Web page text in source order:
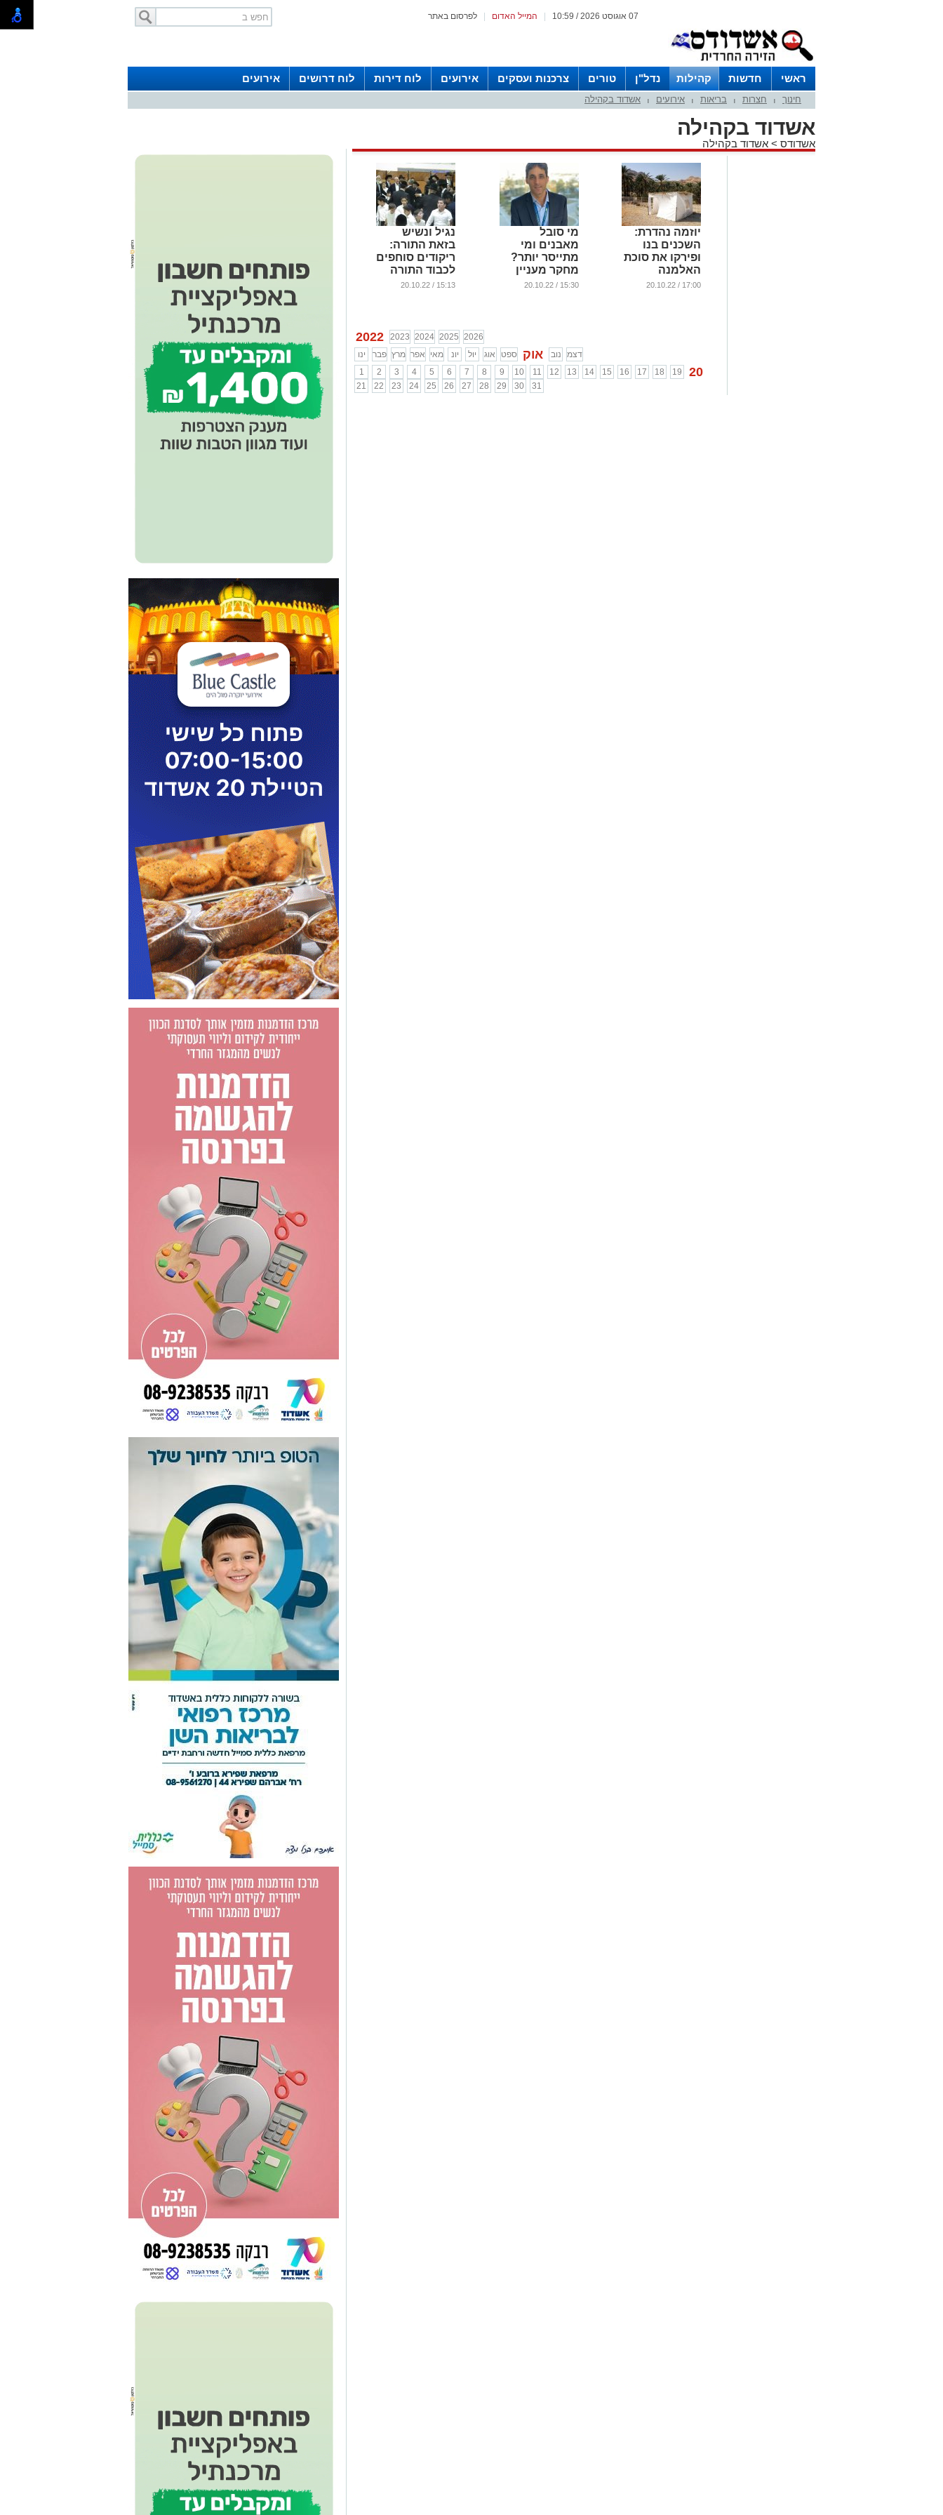
לפרסום באתר המייל האדום 07 אוגוסט 2026 / 10:59
ראשי חדשות קהילות נדל"ן טורים צרכנות ועסקים אירועים לוח דירות לוח דרושים אירועים
חינוך חצרות בריאות אירועים אשדוד בקהילה
אשדוד בקהילה
אשדודס > אשדוד בקהילה
יוזמה נהדרת:
השכנים בנו
ופירקו את סוכת
האלמנה
...
17:00 / 20.10.22
מי סובל
מאבנים ומי
מתייסר יותר?
מחקר מעניין
ב'אסותא
15:30 / 20.10.22
נגיל ונשיש
בזאת התורה:
ריקודים סוחפים
לכבוד התורה
ב'חניכי
15:13 / 20.10.22
2022 2023 2024 2025 2026
ינו
פבר מרץ אפר מאי יונ יול אוג ספט אוק נוב
דצמ
1
2 3 4 5 6 7 8 9 10 11 12 13 14 15 16 17 18 19 20
21 22 23 24 25 26 27 28 29 30 31